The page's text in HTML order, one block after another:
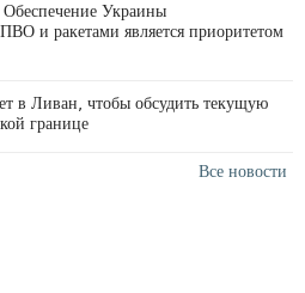
Украины
и ракетами является приоритетом
в Ливан, чтобы обсудить текущую
границе
Все новости